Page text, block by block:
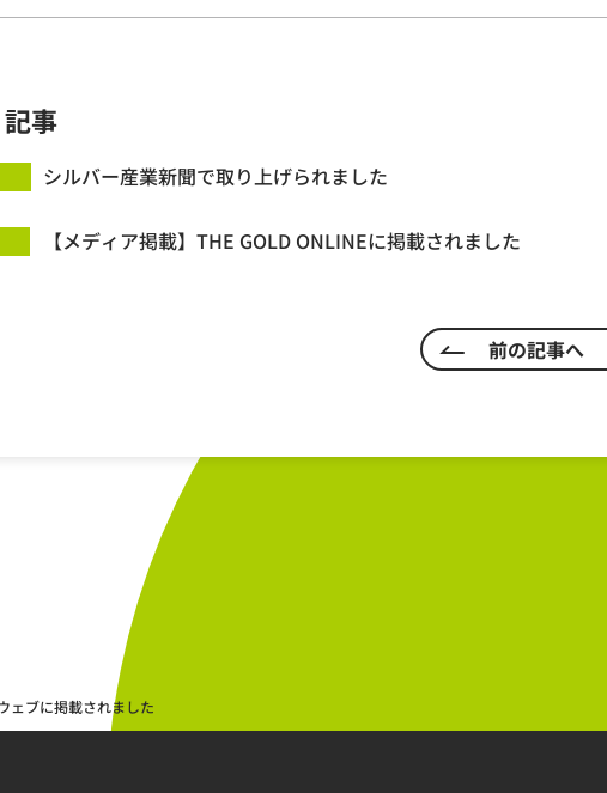
事
シルバー産業新聞で取り上げられました
【メディア掲載】THE GOLD ONLINEに掲載されました
前の記事へ
ェブに掲載されました